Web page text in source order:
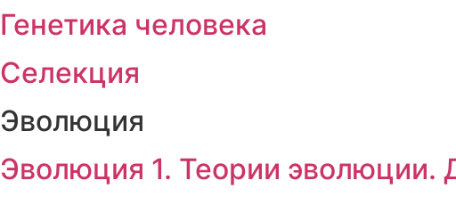
Генетика человека
Селекция
Эволюция
Эволюция 1. Теории эволюции.